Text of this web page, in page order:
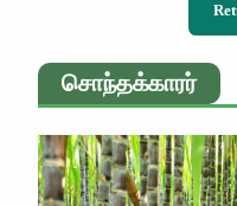
சொந்தக்காரர்